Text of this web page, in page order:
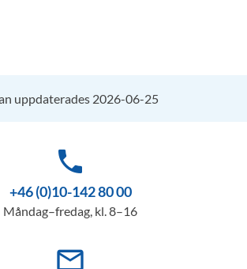
uppdaterades 2026-06-25
phone
+46 (0)10-142 80 00
Måndag–fredag, kl. 8–16
mail_outline